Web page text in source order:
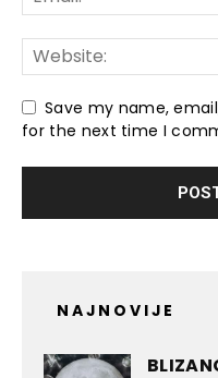
Save my name,
for the next time I
NAJNOVIJE